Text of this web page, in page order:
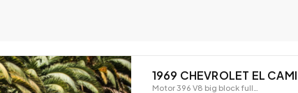
1969 CHEVROLET EL
Motor 396 V8 big block full…